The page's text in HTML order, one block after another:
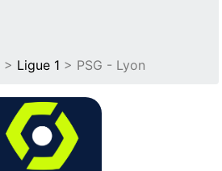
> Ligue 1 > PSG - Lyon